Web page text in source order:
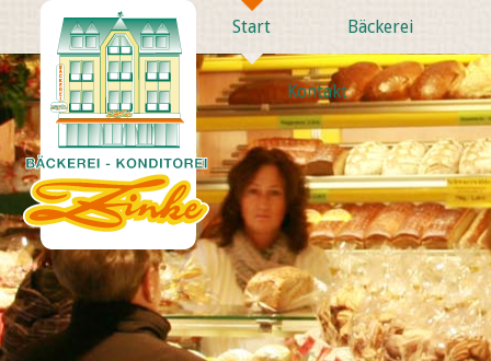
Start Bäckerei
Kontakt